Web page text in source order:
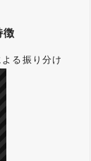
徴
る振り分け